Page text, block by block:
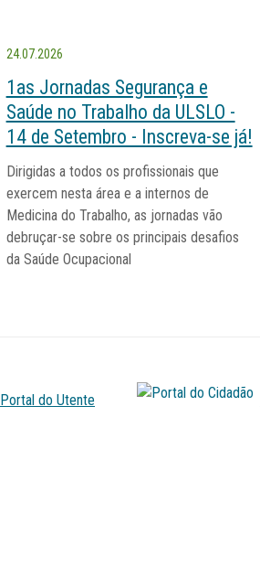
24.07.2026
1as Jornadas Segurança e
Saúde no Trabalho da ULSLO -
14 de Setembro - Inscreva-se já!
Dirigidas a todos os profissionais que
exercem nesta área e a internos de
Medicina do Trabalho, as jornadas vão
debruçar-se sobre os principais desafios
da Saúde Ocupacional
Portal do Utente